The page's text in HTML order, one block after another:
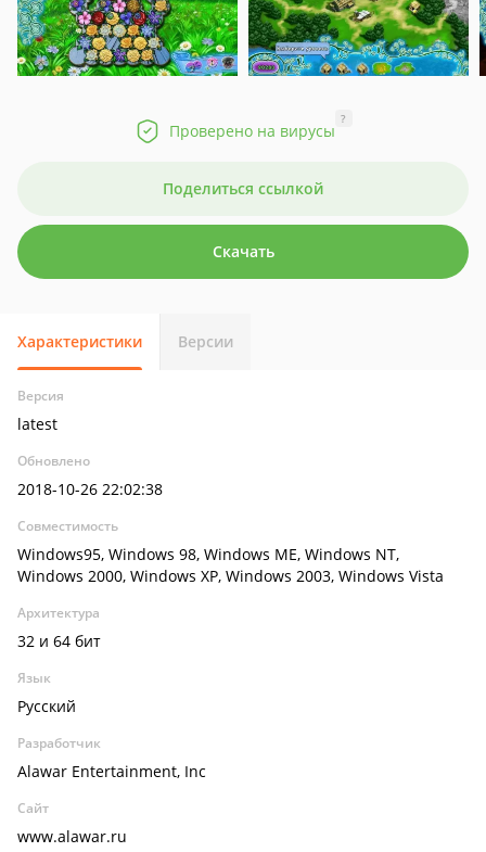
Проверено на вирусы
?
Поделиться ссылкой
Скачать
Характеристики Версии
Версия
latest
Обновлено
2018-10-26 22:02:38
Совместимость
Windows95, Windows 98, Windows ME, Windows NT,
Windows 2000, Windows XP, Windows 2003, Windows Vista
Архитектура
32 и 64 бит
Язык
Русский
Разработчик
Alawar Entertainment, Inc
Сайт
www.alawar.ru